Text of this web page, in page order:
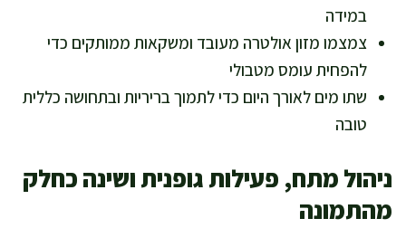
במידה
צמצמו מזון אולטרה מעובד ומשקאות ממותקים כדי
להפחית עומס מטבולי
שתו מים לאורך היום כדי לתמוך בריריות ובתחושה כללית
טובה
ניהול מתח, פעילות גופנית ושינה כחלק
מהתמונה